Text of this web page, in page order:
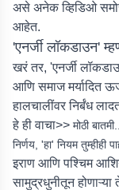
असे अनेक व्हिडिओ
आहेत.
'एनर्जी लॉकडाउन'
खरं तर, 'एनर्जी
आणि समाज मर्यादित
हालचालींवर निर्बंध
हे ही वाचा>> मोठी
निर्णय, 'हा' नियम तुम्हीही
इराण आणि पश्चिम
सामुद्रधुनीतून